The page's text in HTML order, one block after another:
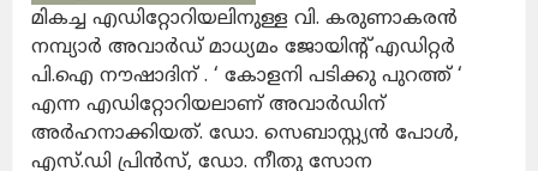
മികച്ച എഡിറ്റോറിയലിനുള്ള വി. കരുണാകരൻ
നമ്പ്യാർ അവാർഡ് മാധ്യമം ജോയിൻ്റ് എഡിറ്റർ
പി.ഐ നൗഷാദിന് . ‘ കോളനി പടിക്കു പുറത്ത് ‘
എന്ന എഡിറ്റോറിയലാണ് അവാർഡിന്
അർഹനാക്കിയത്. ഡോ. സെബാസ്റ്റ്യൻ പോൾ,
എസ്.ഡി പ്രിൻസ്, ഡോ. നീതു സോന